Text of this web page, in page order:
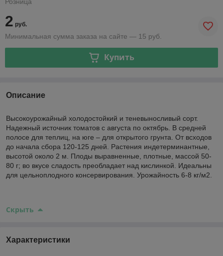
2 руб.
Минимальная сумма заказа на сайте — 15 руб.
Купить
Описание
Высокоурожайный холодостойкий и теневыносливый сорт.
Надежный источник томатов с августа по октябрь. В средней
полосе для теплиц, на юге – для открытого грунта. От всходов
до начала сбора 120-125 дней. Растения индетерминантные,
высотой около 2 м. Плоды выравненные, плотные, массой 50-
80 г; во вкусе сладость преобладает над кислинкой. Идеальны
для цельноплодного консервирования. Урожайность 6-8 кг/м2.
Скрыть
Характеристики